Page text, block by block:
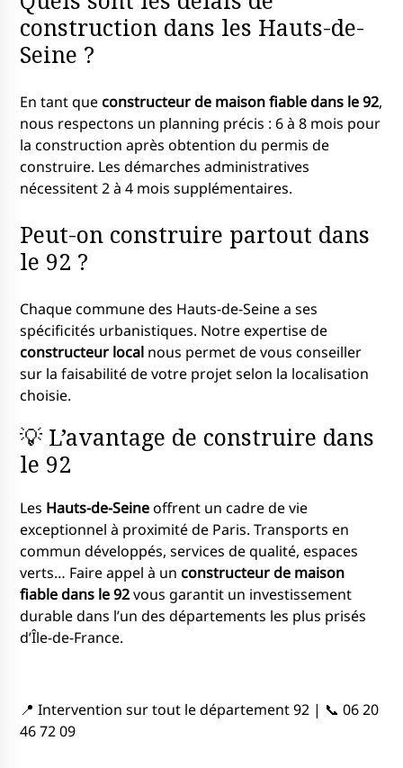
construction dans les Hauts-de-
Seine ?
En tant queconstructeur de maison fiable dans le 92,
nous respectons un planning précis : 6 à 8 mois pour
la construction après obtention du permis de
construire. Les démarches administratives
nécessitent 2 à 4 mois supplémentaires.
Peut-on construire partout dans
le 92 ?
Chaque commune des Hauts-de-Seine a ses
spécificités urbanistiques. Notre expertise de
constructeur local nous permet de vous conseiller
sur la faisabilité de votre projet selon la localisation
choisie.
💡 L’avantage de construire dans
le 92
Les Hauts-de-Seineoffrent un cadre de vie
exceptionnel à proximité de Paris. Transports en
commun développés, services de qualité, espaces
verts… Faire appel à unconstructeur de maison
fiable dans le 92vous garantit un investissement
durable dans l’un des départements les plus prisés
d’Île-de-France.
📍 Intervention sur tout le département 92 | 📞 06 20
46 72 09